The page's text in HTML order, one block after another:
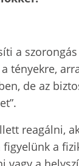
a
tényekre,
de az
reagálni,
a